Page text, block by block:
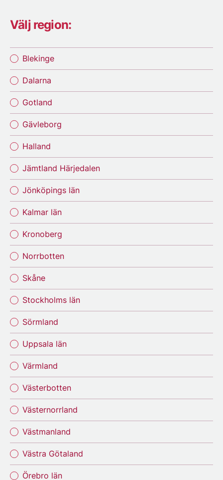
Välj region:
Blekinge
Dalarna
Gotland
Gävleborg
Halland
Jämtland Härjedalen
Jönköpings län
Kalmar län
Kronoberg
Norrbotten
Skåne
Stockholms län
Sörmland
Uppsala län
Värmland
Västerbotten
Västernorrland
Västmanland
Västra Götaland
Örebro län